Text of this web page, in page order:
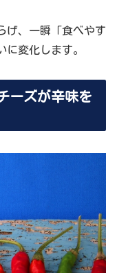
げ、一瞬「食べやす
に変化します。
ーズが辛味を